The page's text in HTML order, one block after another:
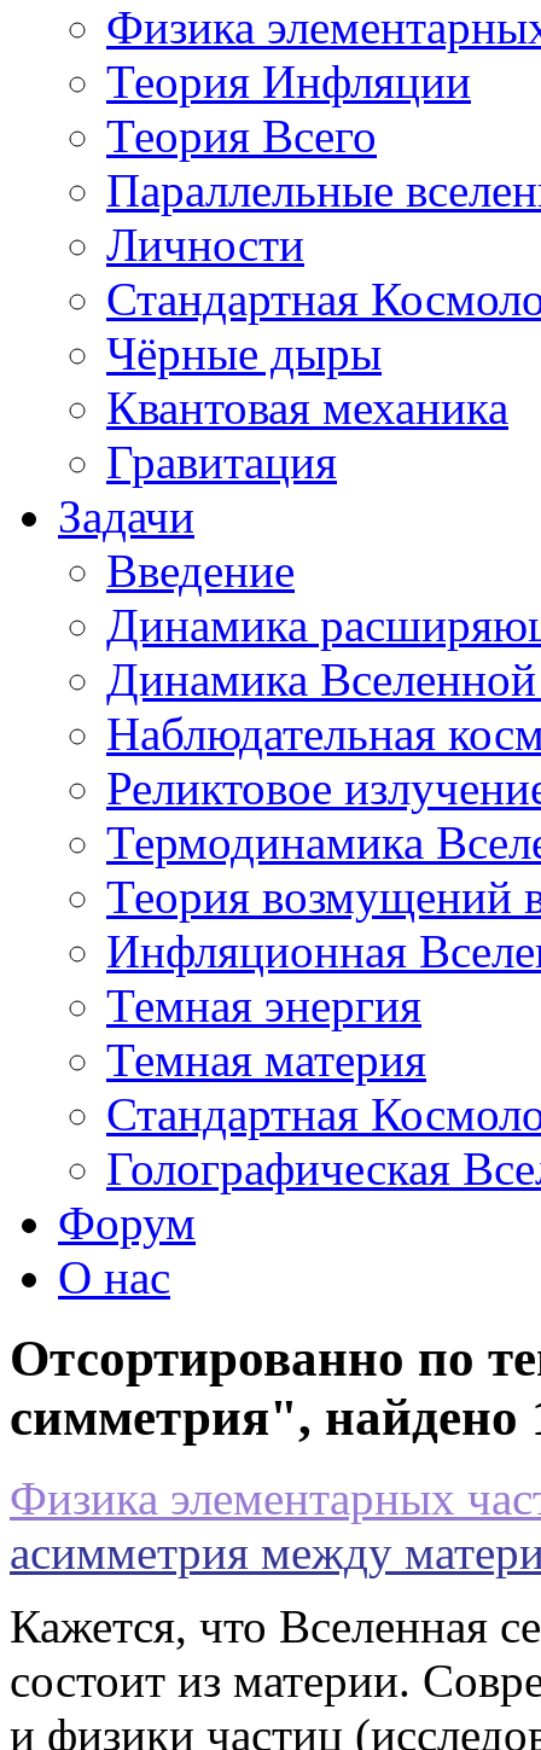
Физика
Теория Инфляции
Теория Всего
Параллельные
Личности
Стандартная
Чёрные дыры
Квантовая механика
Гравитация
Задачи
Введение
Динамика
Динамика
Наблюдательная
Реликтовое
Термодинамика
Теория возмущений
Инфляционная
Темная энергия
Темная материя
Стандартная
Голографическая
Форум
О нас
Отсортированно по
симметрия", найдено
Физика элементарных
асимметрия между
Кажется, что Вселенная
состоит из материи.
и физики частиц